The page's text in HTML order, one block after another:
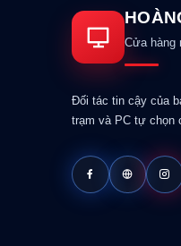
Cửa hàng
Đối tác tin cậy của
trạm và PC tự chọn